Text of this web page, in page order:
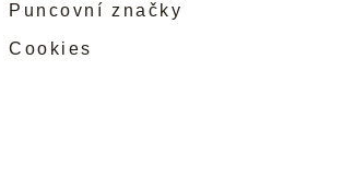
Puncovní značky
Cookies